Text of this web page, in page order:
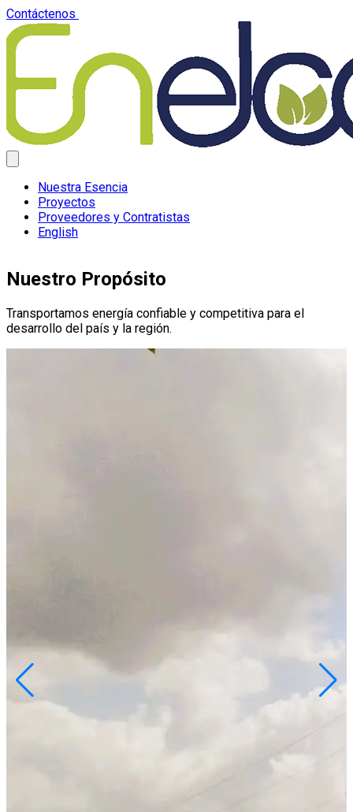
Contáctenos
Nuestra Esencia
Proyectos
Proveedores y Contratistas
English
Nuestro Propósito
Transportamos energía confiable y competitiva para el
desarrollo del país y la región.